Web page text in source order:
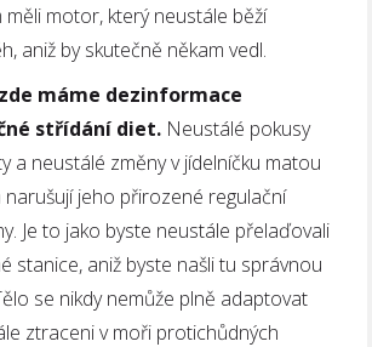
měli motor, který neustále běží
aniž by skutečně někam vedl.
máme dezinformace
střídání diet. Neustálé pokusy
a neustálé změny v jídelníčku matou
narušují jeho přirozené regulační
Je to jako byste neustále přelaďovali
stanice, aniž byste našli tu správnou
se nikdy nemůže plně adaptovat
ztraceni v moři protichůdných